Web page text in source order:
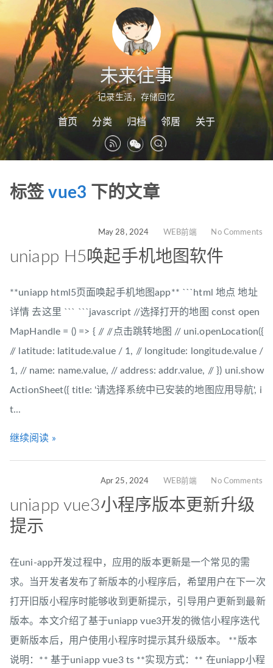
未来往事
记录生活，存储回忆
首页 分类 归档 邻居 关于
标签vue3 下的文章
May 28, 2024 WEB前端 No Comments
uniapp H5唤起手机地图软件
**uniapp html5页面唤起手机地图app** ```html 地点 地址
详情 去这里 ``` ```javascript //选择打开的地图 const open
MapHandle = () => { // //点击跳转地图 // uni.openLocation({
// latitude: latitude.value / 1, // longitude: longitude.value /
1, // name: name.value, // address: addr.value, // }) uni.show
ActionSheet({ title: '请选择系统中已安装的地图应用导航', i
t...
继续阅读 »
Apr 25, 2024 WEB前端 No Comments
uniapp vue3小程序版本更新升级
提示
在uni-app开发过程中，应用的版本更新是一个常见的需
求。当开发者发布了新版本的小程序后，希望用户在下一次
打开旧版小程序时能够收到更新提示，引导用户更新到最新
版本。本文介绍了基于uniapp vue3开发的微信小程序迭代
更新版本后，用户使用小程序时提示其升级版本。 **版本
说明：** 基于uniapp vue3 ts **实现方式：** 在uniapp小程